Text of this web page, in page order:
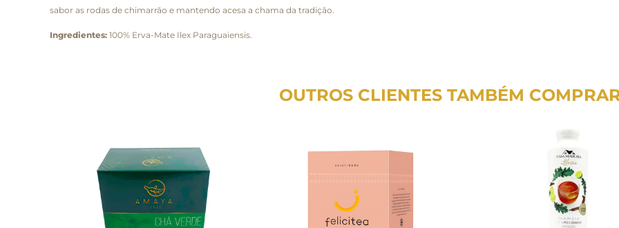
sabor as rodas de chimarrão e mantendo acesa a chama da tradição.
Ingredientes: 100% Erva-Mate Ilex Paraguaiensis.
OUTROS CLIENTES TAMBÉM